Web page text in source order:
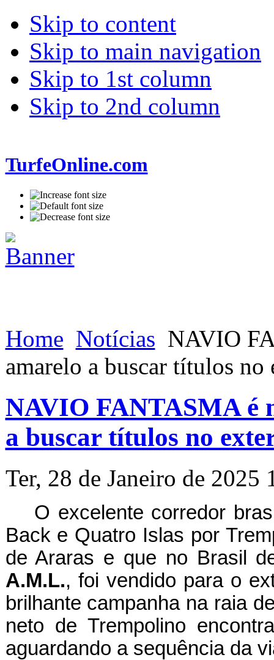
Skip to content
Skip to main navigation
Skip to 1st column
Skip to 2nd column
TurfeOnline.com
Home Notícias NAVIO
amarelo a buscar títulos no
NAVIO FANTASMA é
a buscar títulos no
Ter, 28 de Janeiro de 2025
O excelente corredor
Back e Quatro Islas por
de Araras e que no Brasil
A.M.L., foi vendido para o
brilhante campanha na raia
neto de Trempolino
aguardando a sequência da